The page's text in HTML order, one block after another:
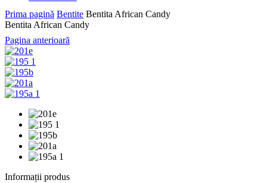
Prima pagină Bentite Bentita African Candy
Bentita African Candy
Pagina anterioară
Informații produs